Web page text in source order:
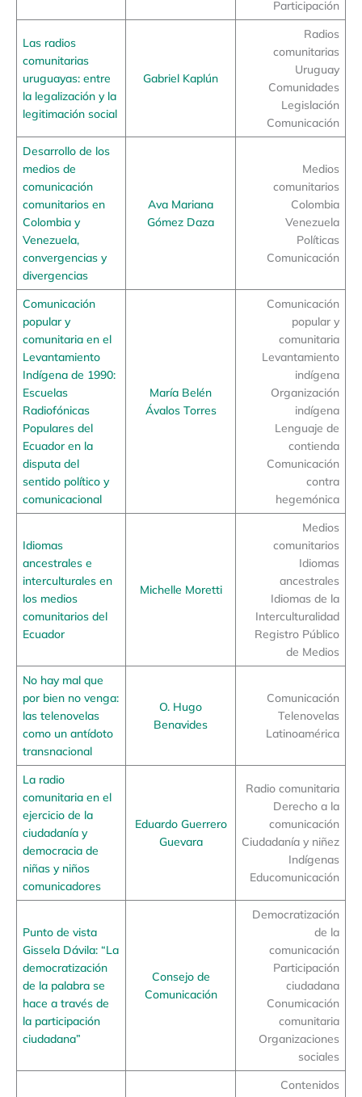
Participación
Las radios
comunitarias
uruguayas: entre
la legalización y la
legitimación social
Gabriel Kaplún
Radios
comunitarias
Uruguay
Comunidades
Legislación
Comunicación
Desarrollo de los
medios de
comunicación
comunitarios en
Colombia y
Venezuela,
convergencias y
divergencias
Ava Mariana
Gómez Daza
Medios
comunitarios
Colombia
Venezuela
Políticas
Comunicación
Comunicación
popular y
comunitaria en el
Levantamiento
Indígena de 1990:
Escuelas
Radiofónicas
Populares del
Ecuador en la
disputa del
sentido político y
comunicacional
María Belén
Ávalos Torres
Comunicación
popular y
comunitaria
Levantamiento
indígena
Organización
indígena
Lenguaje de
contienda
Comunicación
contra
hegemónica
Idiomas
ancestrales e
interculturales en
los medios
comunitarios del
Ecuador
Michelle Moretti
Medios
comunitarios
Idiomas
ancestrales
Idiomas de la
Interculturalidad
Registro Público
de Medios
No hay mal que
por bien no venga:
las telenovelas
como un antídoto
transnacional
O. Hugo
Benavides
Comunicación
Telenovelas
Latinoamérica
La radio
comunitaria en el
ejercicio de la
ciudadanía y
democracia de
niñas y niños
comunicadores
Eduardo Guerrero
Guevara
Radio comunitaria
Derecho a la
comunicación
Ciudadanía y niñez
Indígenas
Educomunicación
Punto de vista
Gissela Dávila: “La
democratización
de la palabra se
hace a través de
la participación
ciudadana”
Consejo de
Comunicación
Democratización
de la
comunicación
Participación
ciudadana
Conumicación
comunitaria
Organizaciones
sociales
Contenidos